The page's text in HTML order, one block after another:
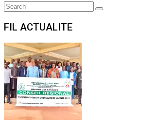
Search
Search
FIL ACTUALITE